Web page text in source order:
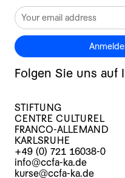
Folgen Sie uns auf
STIFTUNG
CENTRE CULTUREL
FRANCO-ALLEMAND
KARLSRUHE
+49 (0) 721 16038-0
info@ccfa-ka.de
kurse@ccfa-ka.de